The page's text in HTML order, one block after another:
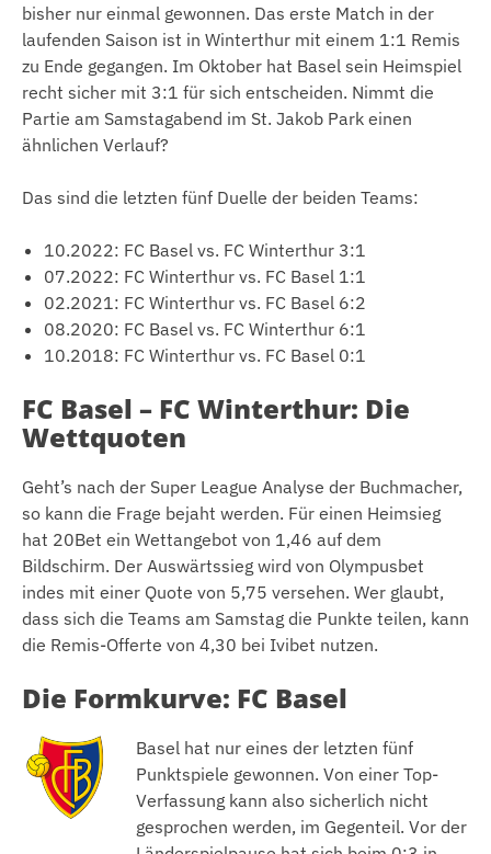
bisher nur einmal gewonnen. Das erste Match in der
laufenden Saison ist in Winterthur mit einem 1:1 Remis
zu Ende gegangen. Im Oktober hat Basel sein Heimspiel
recht sicher mit 3:1 für sich entscheiden. Nimmt die
Partie am Samstagabend im St. Jakob Park einen
ähnlichen Verlauf?
Das sind die letzten fünf Duelle der beiden Teams:
10.2022: FC Basel vs. FC Winterthur 3:1
07.2022: FC Winterthur vs. FC Basel 1:1
02.2021: FC Winterthur vs. FC Basel 6:2
08.2020: FC Basel vs. FC Winterthur 6:1
10.2018: FC Winterthur vs. FC Basel 0:1
FC Basel – FC Winterthur: Die
Wettquoten
Geht’s nach der Super League Analyse der Buchmacher,
so kann die Frage bejaht werden. Für einen Heimsieg
hat 20Bet ein Wettangebot von 1,46 auf dem
Bildschirm. Der Auswärtssieg wird von Olympusbet
indes mit einer Quote von 5,75 versehen. Wer glaubt,
dass sich die Teams am Samstag die Punkte teilen, kann
die Remis-Offerte von 4,30 bei Ivibet nutzen.
Die Formkurve: FC Basel
Basel hat nur eines der letzten fünf
Punktspiele gewonnen. Von einer Top-
Verfassung kann also sicherlich nicht
gesprochen werden, im Gegenteil. Vor der